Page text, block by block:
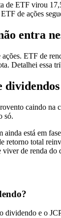
de ETF virou
de ações
entra
ETF de
Detalhei essa
caindo na
só.
ainda está em
retorno total
viver de renda
dividendo e o